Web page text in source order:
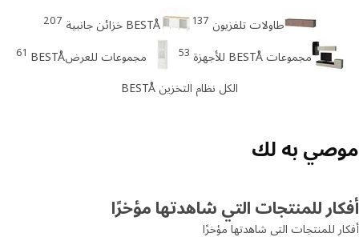
طاولات تلفزيون 137 BESTÅ خزائن جانبية 207
مجموعات BESTÅ للأجهزة 53 مجموعات للعرضBESTÅ 61
الكل نظام التخزين BESTÅ
به لك
للمنتجات التي شاهدتها مؤخرًا
للمنتجات التي شاهدتها مؤخرًا